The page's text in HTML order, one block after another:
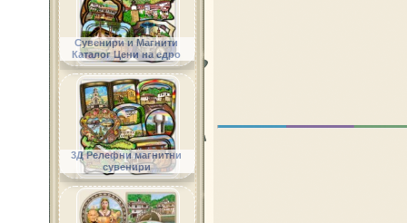
Сувенири и Магнити
Каталог Цени на едро
3Д Релефни магнитни
сувенири